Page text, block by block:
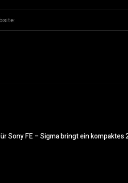
Sony FE – Sigma bringt ein